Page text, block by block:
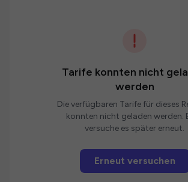
Tarife konnten nicht
werden
Die verfügbaren Tarife für dieses
konnten nicht geladen werden.
versuche es später erneut.
Erneut versuchen